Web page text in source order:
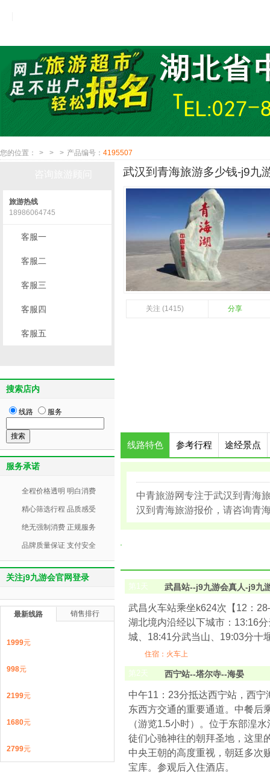
您的位置： > > > 产品编号： 4195507
武汉到青海旅游多少钱-j9九
关注 (1415) 分享
线路特色 参考行程 途经景点
中青旅游网专注于武汉到青海
汉到青海旅游报价，请咨询青
第1天 武昌站--j9九游会真人-j9九
武昌火车站乘坐k624次【12：
湖北境内沿经以下城市：13:16
城、18:41分武当山、19:03分十
住宿：火车上
第2天 西宁站--塔尔寺--海晏
中午11：23分抵达西宁站，西宁
东西方交通的重要通道。中餐
（游览1.5小时）。位于东部湟
徒们心驰神往的朝拜圣地，这里
中央王朝的高度重视，朝廷多次
宝库。参观后入住酒店。
旅游热线
18986064745
客服一
客服二
客服三
客服四
客服五
搜索店内
线路 服务
服务承诺
全程价格透明 明白消费
精心筛选行程 品质感受
绝无强制消费 正规服务
品牌质量保证 支付安全
关注j9九游会官网登录
最新线路 销售排行
1999元
998元
2199元
1680元
2799元